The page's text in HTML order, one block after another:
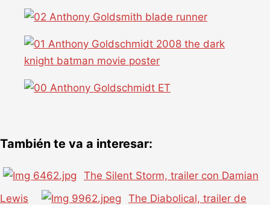
También te va a interesar:
The Silent Storm, trailer con Damian
Lewis
The Diabolical, trailer de